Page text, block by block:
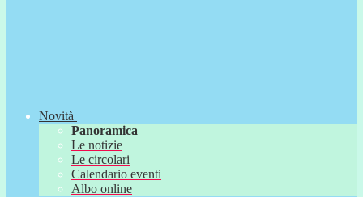
Novità
Panoramica
Le notizie
Le circolari
Calendario eventi
Albo online